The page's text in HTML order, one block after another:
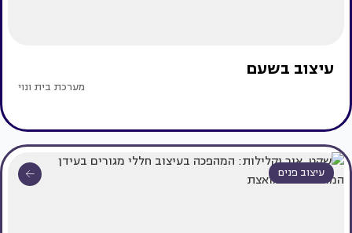
עיצוב בשעם
מערכת בית ונוי
עיצוב פנים